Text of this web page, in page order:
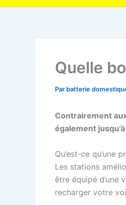
Quelle
Par batterie
Contrairement
également
Qu’est-ce qu’une
Les stations
être équipé d’une
recharger votre